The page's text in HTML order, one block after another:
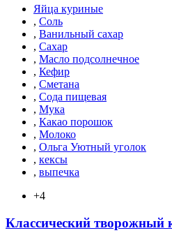
Яйца куриные
, Соль
, Ванильный сахар
, Сахар
, Масло подсолнечное
, Кефир
, Сметана
, Сода пищевая
, Мука
, Какао порошок
, Молоко
, Ольга Уютный уголок
, кексы
, выпечка
+4
Классический творожный